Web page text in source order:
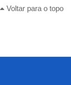
Voltar para o topo